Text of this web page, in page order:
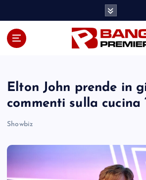
Elton John prende in
commenti sulla cucina
Showbiz